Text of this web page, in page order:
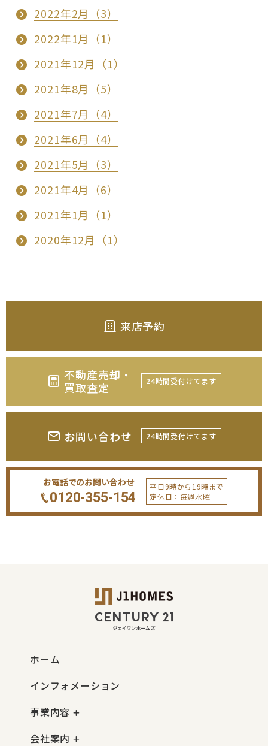
2022年2月（3）
2022年1月（1）
2021年12月（1）
2021年8月（5）
2021年7月（4）
2021年6月（4）
2021年5月（3）
2021年4月（6）
2021年1月（1）
2020年12月（1）
来店予約
不動産売却・
買取査定
24時間受付けてます
お問い合わせ 24時間受付けてます
お電話でのお問い合わせ
0120-355-154
平日9時から19時まで
定休日：毎週水曜
ホーム
インフォメーション
事業内容
会社案内